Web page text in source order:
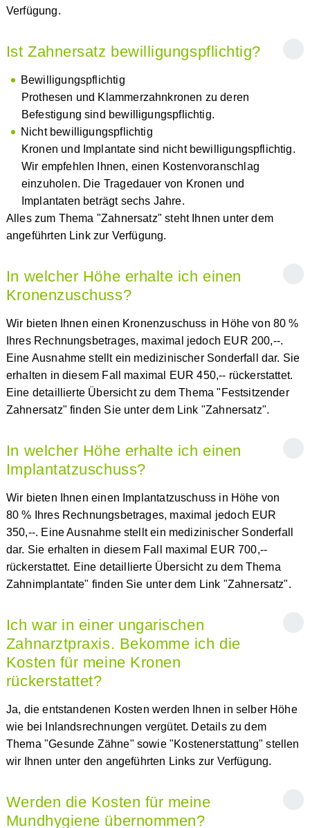
Verfügung.
Ist Zahnersatz bewilligungspflichtig?
Bewilligungspflichtig
Prothesen und Klammerzahnkronen zu deren
Befestigung sind bewilligungspflichtig.
Nicht bewilligungspflichtig
Kronen und Implantate sind nicht bewilligungspflichtig.
Wir empfehlen Ihnen, einen Kostenvoranschlag
einzuholen. Die Tragedauer von Kronen und
Implantaten beträgt sechs Jahre.
Alles zum Thema "Zahnersatz" steht Ihnen unter dem
angeführten Link zur Verfügung.
In welcher Höhe erhalte ich einen
Kronenzuschuss?
Wir bieten Ihnen einen Kronenzuschuss in Höhe von 80 %
Ihres Rechnungsbetrages, maximal jedoch EUR 200,--.
Eine Ausnahme stellt ein medizinischer Sonderfall dar. Sie
erhalten in diesem Fall maximal EUR 450,-- rückerstattet.
Eine detaillierte Übersicht zu dem Thema "Festsitzender
Zahnersatz" finden Sie unter dem Link "Zahnersatz".
In welcher Höhe erhalte ich einen
Implantatzuschuss?
Wir bieten Ihnen einen Implantatzuschuss in Höhe von
80 % Ihres Rechnungsbetrages, maximal jedoch EUR
350,--. Eine Ausnahme stellt ein medizinischer Sonderfall
dar. Sie erhalten in diesem Fall maximal EUR 700,--
rückerstattet. Eine detaillierte Übersicht zu dem Thema
Zahnimplantate" finden Sie unter dem Link "Zahnersatz".
Ich war in einer ungarischen
Zahnarztpraxis. Bekomme ich die
Kosten für meine Kronen
rückerstattet?
Ja, die entstandenen Kosten werden Ihnen in selber Höhe
wie bei Inlandsrechnungen vergütet. Details zu dem
Thema "Gesunde Zähne" sowie "Kostenerstattung" stellen
wir Ihnen unter den angeführten Links zur Verfügung.
Werden die Kosten für meine
Mundhygiene übernommen?